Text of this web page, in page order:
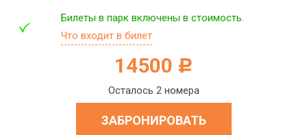
Билеты в парк включены в стоимость.
Что входит в билет
14500 c
Осталось 2 номера
ЗАБРОНИРОВАТЬ